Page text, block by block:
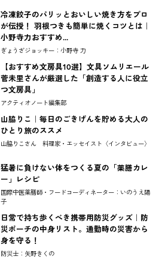
冷凍餃子のパリッとおいしい焼き方をプロ
が伝授！ 羽根つきも簡単に焼くコツとは｜
小野寺力おすすめ...
ぎょうざジョッキー：小野寺 力
【おすすめ文房具10選】文具ソムリエール
菅未里さんが厳選した「創造する人に役立
つ文房具」
アクティオノート編集部
山脇りこ｜毎日のごきげんを貯める大人の
ひとり旅のススメ
山脇りこさん 料理家・エッセイスト〈インタビュー〉
猛暑に負けない体をつくる夏の「薬膳カレ
ー」レシピ
国際中医薬膳師・フードコーディネーター：いのうえ陽
子
日常で持ち歩くべき携帯用防災グッズ｜防
災ポーチの中身リスト。通勤時の災害から
身を守る！
防災士：矢野きくの